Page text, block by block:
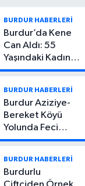
BURDUR HABERLERİ
Burdur’da Kene
Can Aldı: 55
Yaşındaki Kadın
Hayatını Kaybetti
BURDUR HABERLERİ
Burdur Aziziye-
Bereket Köyü
Yolunda Feci
Kaza: 1 Ölü, 2
BURDUR HABERLERİ
Burdurlu